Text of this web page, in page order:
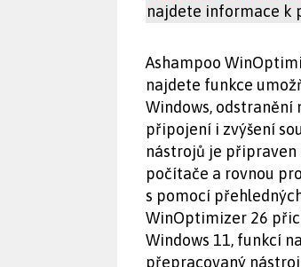
najdete informace k
Ashampoo
najdete funkce
Windows,
připojení i zvýšení
nástrojů je
počítače a rovnou
s pomocí
WinOptimizer 26
Windows 11, funkcí
přepracovaný